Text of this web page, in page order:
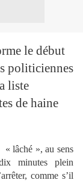
le début
politiciennes
liste
de haine
« lâché », au sens
minutes plein
comme s’il